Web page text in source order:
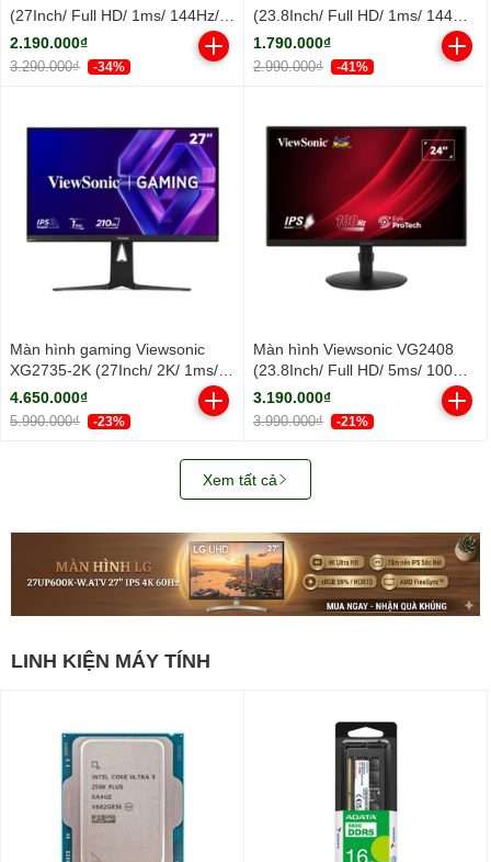
(27Inch/ Full HD/ 1ms/ 144Hz/
300cd/m2/ IPS)
2.190.000₫
3.290.000₫ -34%
(23.8Inch/ Full HD/ 1ms/ 144Hz/
300cd/m2/ IPS)
1.790.000₫
2.990.000₫ -41%
Màn hình gaming Viewsonic
XG2735-2K (27Inch/ 2K/ 1ms/
210Hz/ 400cd/m2/ IPS)
4.650.000₫
5.990.000₫ -23%
Màn hình Viewsonic VG2408
(23.8Inch/ Full HD/ 5ms/ 100HZ/
250cd/m2/ LED/ Tích hợp Loa)
3.190.000₫
3.990.000₫ -21%
Xem tất cả
LINH KIỆN MÁY TÍNH